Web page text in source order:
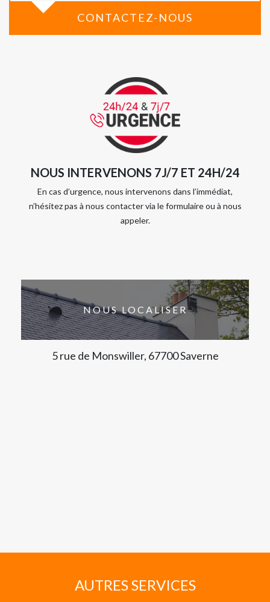
CONTACTEZ-NOUS
NOUS INTERVENONS 7J/7 ET 24H/24
En cas d’urgence, nous intervenons dans l’immédiat,
n’hésitez pas à nous contacter via le formulaire ou à nous
appeler.
NOUS LOCALISER
5 rue de Monswiller, 67700 Saverne
AUTRES SERVICES